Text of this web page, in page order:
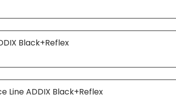
Black+Reflex
Line ADDIX Black+Reflex